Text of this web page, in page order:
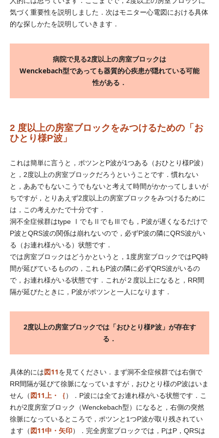
気づく重要性を説明しました．次はモニター心電図における具体
的な探しかたを説明していきます．
病院で見る2度以上の房室ブロックは
Wenckebach型であっても器質的心疾患が隠れている可能
性がある．
2 度以上の房室ブロックをみつけるための「お
ひとり様P波」
これは簡単に言うと，ポツンとP波が1つある（おひとり様P波）
と，2度以上の房室ブロックだろうということです．慣れない
と，ああでもないこうでもないと考えて時間がかかってしまいが
ちですが，とりあえず2度以上の房室ブロックをみつけるために
は，この考えかたで十分です．
洞不全症候群はtype ⅠでもⅡでもⅢでも，P波が遅くなるだけで
P波とQRS波の関係は崩れないので，必ずP波の隣にQRS波がい
る（お連れ様がいる）状態です．
では房室ブロックはどうかというと，1度房室ブロックではPQ時
間が延びているものの，これもP波の隣に必ずQRS波がいるの
で，お連れ様がいる状態です．これが２度以上になると，RR間
隔が延びたときに，P波がポツンと一人になります．
2度以上の房室ブロックでは「おひとり様P波」が存在す
る．
具体的には図11を見てください．まず洞不全症候群では右側で
RR間隔が延びて徐脈になっていますが，おひとり様のP波はいま
せん（図11上・｛）．P波には全てお連れ様がいる状態です．こ
れが2度房室ブロック（Wenckebach型）になると，右側の突然
徐脈になっているところで，ポツンと1つP波が取り残されてい
ます（図11中・矢印）．完全房室ブロックでは，PはP，QRSは